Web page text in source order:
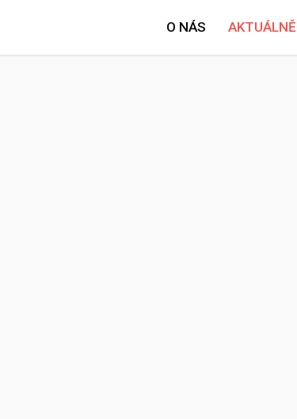
O NÁS AKTUÁLNĚ